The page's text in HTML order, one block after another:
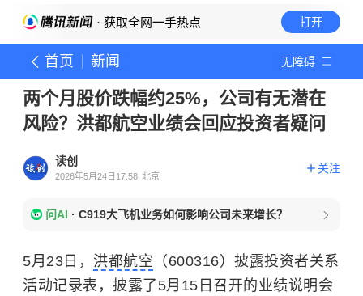
· 获取全网一手热点 打开
首页 新闻 无障碍
两个月股价跌幅约25%，公司有无潜在
风险？洪都航空业绩会回应投资者疑问
读创
2026年5月24日17:58 北京
关注
问AI · C919大飞机业务如何影响公司未来增长？
5月23日， 洪都航空 （600316）披露投资者关系
活动记录表，披露了5月15日召开的业绩说明会